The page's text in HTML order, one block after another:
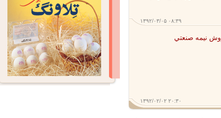
۱۳۹۲/۰۳/۰۵ ۰۸:۳۹
نيمه صنعتي
۱۳۹۲/۰۲/۰۲ ۲۰:۳۰